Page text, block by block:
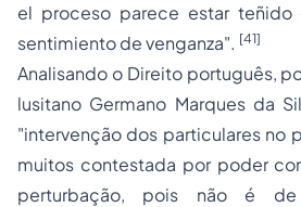
el proceso parece estar
sentimiento de venganza". [41]
Analisando o Direito português,
lusitano Germano Marques da
"intervenção dos particulares no
muitos contestada por poder
perturbação, pois não é